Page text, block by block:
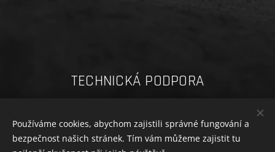
TECHNICKÁ PODPORA
Používáme cookies, abychom zajistili správné fungování a
bezpečnost našich stránek. Tím vám můžeme zajistit tu